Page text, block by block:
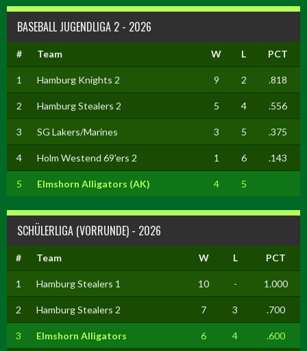
BASEBALL JUGENDLIGA 2 - 2026
# Team W L PCT
1 Hamburg Knights 2 9 2 .818
2 Hamburg Stealers 2 5 4 .556
3 SG Lakers/Marines 3 5 .375
4 Holm Westend 69'ers 2 1 6 .143
5 Elmshorn Alligators (AK) 4 5
SCHÜLERLIGA (VORRUNDE) - 2026
# Team W L PCT
1 Hamburg Stealers 1 10 - 1.000
2 Hamburg Stealers 2 7 3 .700
3 Elmshorn Alligators 6 4 .600